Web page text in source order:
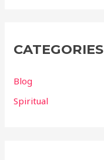
CATEGORIES
Blog
Spiritual